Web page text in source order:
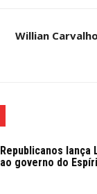
Willian
Republicanos lança
ao governo do